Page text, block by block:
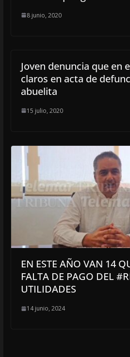
8 junio, 2020
Joven denuncia que en
claros en acta de
abuelita
15 julio, 2020
EN ESTE AÑO VAN 14
FALTA DE PAGO DEL
UTILIDADES
14 junio, 2024